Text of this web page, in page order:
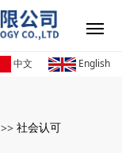
中文 English
>> 社会认可